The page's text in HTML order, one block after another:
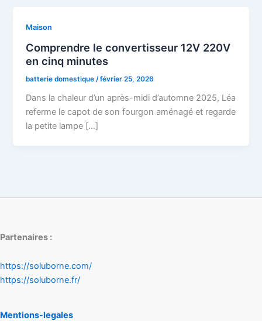
Maison
Comprendre le convertisseur 12V 220V
en cinq minutes
batterie domestique /février 25, 2026
Dans la chaleur d’un après-midi d’automne 2025, Léa
referme le capot de son fourgon aménagé et regarde
la petite lampe […]
Partenaires :
https://soluborne.com/
https://soluborne.fr/
Mentions-legales